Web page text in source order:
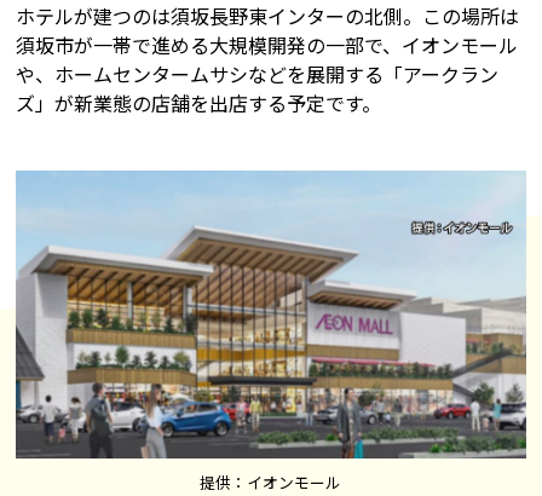
ホテルが建つのは須坂長野東インターの北側。この場所は
須坂市が一帯で進める大規模開発の一部で、イオンモール
や、ホームセンタームサシなどを展開する「アークラン
ズ」が新業態の店舗を出店する予定です。
提供：イオンモール